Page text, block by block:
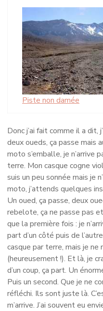
Piste non damée
Donc j’ai fait comme il a dit,
deux oueds, ça passe mais
moto s’emballe, je n’arrive
terre. Mon casque cogne
suis un peu sonnée mais je
moto, j’attends quelques
Un oued, ça passe, deux
rebelote, ça ne passe pas
que la première fois : je
part d’un côté puis de
casque par terre, mais je
(heureusement !). Et là, je
d’un coup, ça part. Un
Puis un second. Que je ne
réfléchi. Ils sont juste là.
m’arrive. J’ai souvent eu